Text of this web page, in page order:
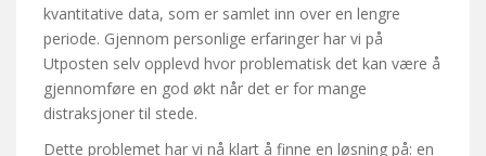
kvantitative data, som er samlet inn over en lengre
periode. Gjennom personlige erfaringer har vi på
Utposten selv opplevd hvor problematisk det kan være å
gjennomføre en god økt når det er for mange
distraksjoner til stede.
Dette problemet har vi nå klart å finne en løsning på: en